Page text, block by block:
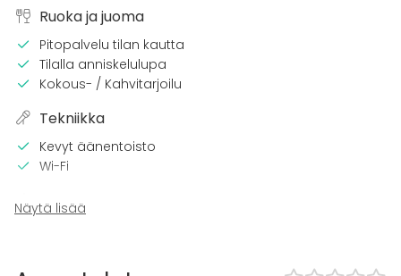
Ruoka ja juoma
Pitopalvelu tilan kautta
Tilalla anniskelulupa
Kokous- / Kahvitarjoilu
Tekniikka
Kevyt äänentoisto
Wi-Fi
Tilaan kuuluu
Can play own music
Näytä lisää